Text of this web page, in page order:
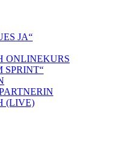
JA“
ONLINEKURS
SPRINT“
(LIVE)